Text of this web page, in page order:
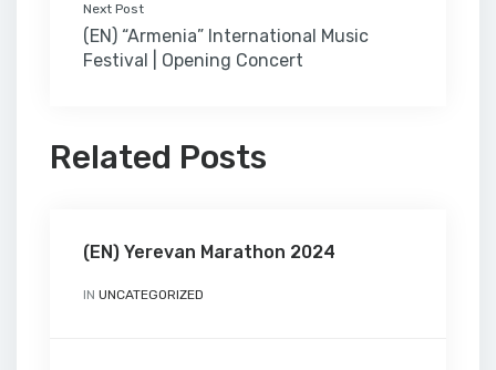
Next Post
(EN) “Armenia” International Music
Festival | Opening Concert
Related Posts
(EN) Yerevan Marathon 2024
IN UNCATEGORIZED